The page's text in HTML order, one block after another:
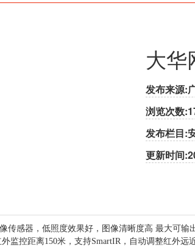
大华
发布来源:
浏览次数
发布栏目:
更新时间
传感器，低照度效果好，图像清晰度高 最大可输
监控距离150米，支持SmartIR，自动调整红外